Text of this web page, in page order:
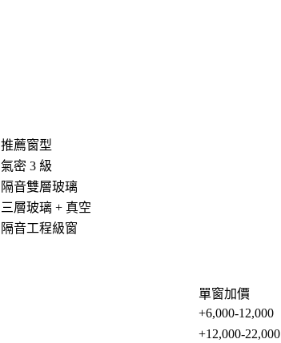
推薦窗型
氣密 3 級
隔音雙層玻璃
三層玻璃 + 真空
隔音工程級窗
單窗加價
+6,000-12,000
+12,000-22,000